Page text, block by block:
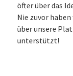
öfter über das
Nie zuvor
über unsere
unterstützt!